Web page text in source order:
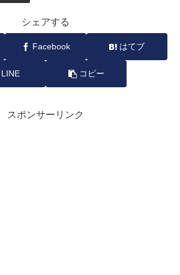
シェアする
Facebook はてブ
LINE コピー
スポンサーリンク